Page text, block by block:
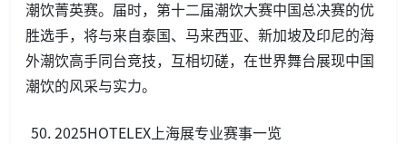
潮饮菁英赛。届时，第十二届潮饮大赛中国总决赛的优
胜选手，将与来自泰国、马来西亚、新加坡及印尼的海
外潮饮高手同台竞技，互相切磋，在世界舞台展现中国
潮饮的风采与实力。
2025HOTELEX上海展专业赛事一览